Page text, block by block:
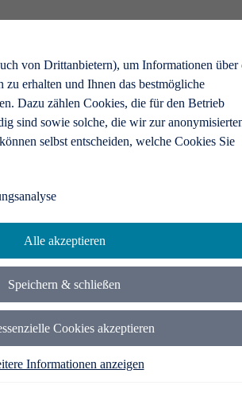
von Drittanbietern), um Informationen über
zu erhalten und Ihnen das bestmögliche
Dazu zählen Cookies, die für den Betrieb
sind sowie solche, die wir zur
selbst entscheiden, welche Cookies Sie
Alle akzeptieren
Speichern & schließen
Cookies akzeptieren
Informationen anzeigen